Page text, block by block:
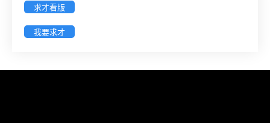
步）
臺南高分院8/28(五)下午舉辦「家庭關係中的正當防
求才看版
我要求才